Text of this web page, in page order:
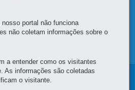
portal não funciona
não coletam informações sobre o
a entender como os visitantes
As informações são coletadas
o visitante.